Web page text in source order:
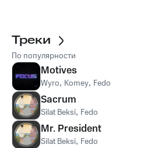
Треки
По популярности
Motives
Wyro, Komey, Fedo
Sacrum
Silat Beksi, Fedo
Mr. President
Silat Beksi, Fedo